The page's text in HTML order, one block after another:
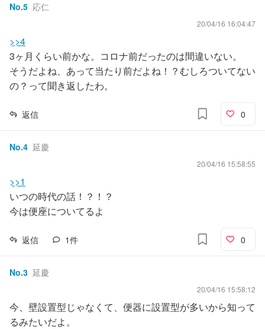
No.5 応仁
20/04/16 16:04:47
>>4
3ヶ月くらい前かな。コロナ前だったのは間違いない。
そうだよね、あって当たり前だよね！？むしろついてない
の？って聞き返したわ。
返信 0
No.4 延慶
20/04/16 15:58:55
>>1
いつの時代の話！？！？
今は便座についてるよ
返信 1件 0
No.3 延慶
20/04/16 15:58:12
今、壁設置型じゃなくて、便器に設置型が多いから知って
るみたいだよ。